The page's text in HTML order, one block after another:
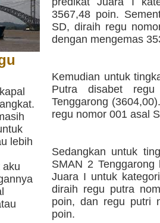
lebih
aku
3567,48 poin.
SD, diraih regu
dengan mengemas
Kemudian untuk
Putra disabet
Tenggarong
regu nomor 001 asal
Sedangkan untuk
SMAN 2 Tenggarong
Juara I untuk
diraih regu putra
poin, dan regu putri
poin.